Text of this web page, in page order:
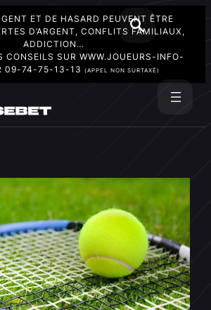
ET DE HASARD PEUVENT ÊTRE
D’ARGENT, CONFLITS FAMILIAUX,
ADDICTION…
CONSEILS SUR WWW.JOUEURS-INFO-
09-74-75-13-13 (APPEL NON SURTAXÉ)